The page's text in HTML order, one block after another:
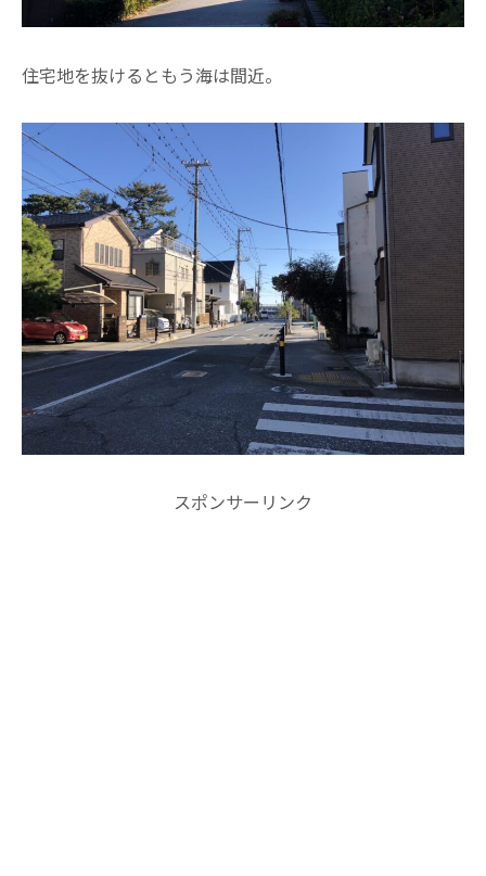
住宅地を抜けるともう海は間近。
スポンサーリンク